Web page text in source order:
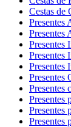
Cestas de
Presentes
Presentes
Presentes
Presentes
Presentes
Presentes
Presentes
Presentes
Presentes
Presentes